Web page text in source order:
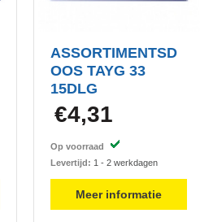
ASSORTIMENTSD
OOS TAYG 33
15DLG
€4,31
Op voorraad
Levertijd: 1 - 2 werkdagen
Meer informatie